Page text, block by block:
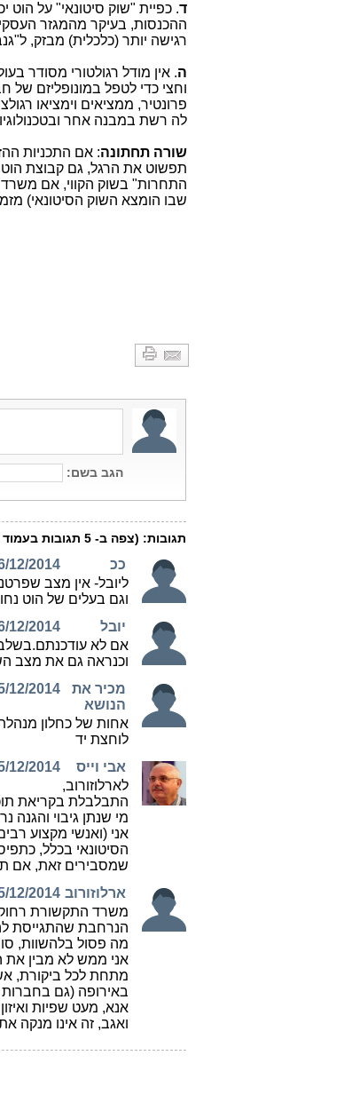
ד. כפיית "שוק סיטונאי" על
ההכנסות, בעיקר מהמגזר העסקי
רגישה יותר (כלכלית) מבזק,
ה. אין מודל רגולטורי מסודר
פרונטיר, ממציאים וימציאו
לה רשת במבנה אחר
שורה תחתונה
תפשוט את הרגל, גם קבוצת
התחרות" בשוק הקווי, אם משרד
שבו הומצא השוק הסיטונאי)